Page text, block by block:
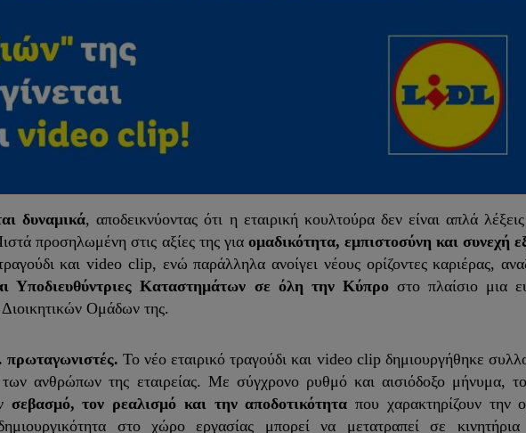
δυναμικά, αποδεικνύοντας ότι η εταιρική κουλτούρα δεν είναι απλά
προσηλωμένη στις αξίες της για ομαδικότητα, εμπιστοσύνη και συνεχή
και video clip, ενώ παράλληλα ανοίγει νέους ορίζοντες καριέρας,
Υποδιευθύντριες Καταστημάτων σε όλη την Κύπροστο πλαίσιο μια
Ομάδων της.
Το νέο εταιρικό τραγούδι και video clip δημιουργήθηκε
ανθρώπων της εταιρείας. Με σύγχρονο ρυθμό και αισιόδοξο μήνυμα, το
σεβασμό, τον ρεαλισμό και την αποδοτικότητα που χαρακτηρίζουν την
στο χώρο εργασίας μπορεί να μετατραπεί σε